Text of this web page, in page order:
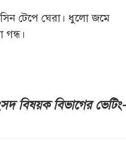
টেপে ঘেরা। ধুলো জমে
গন্ধ।
বিষয়ক বিভাগের ভেটিং-